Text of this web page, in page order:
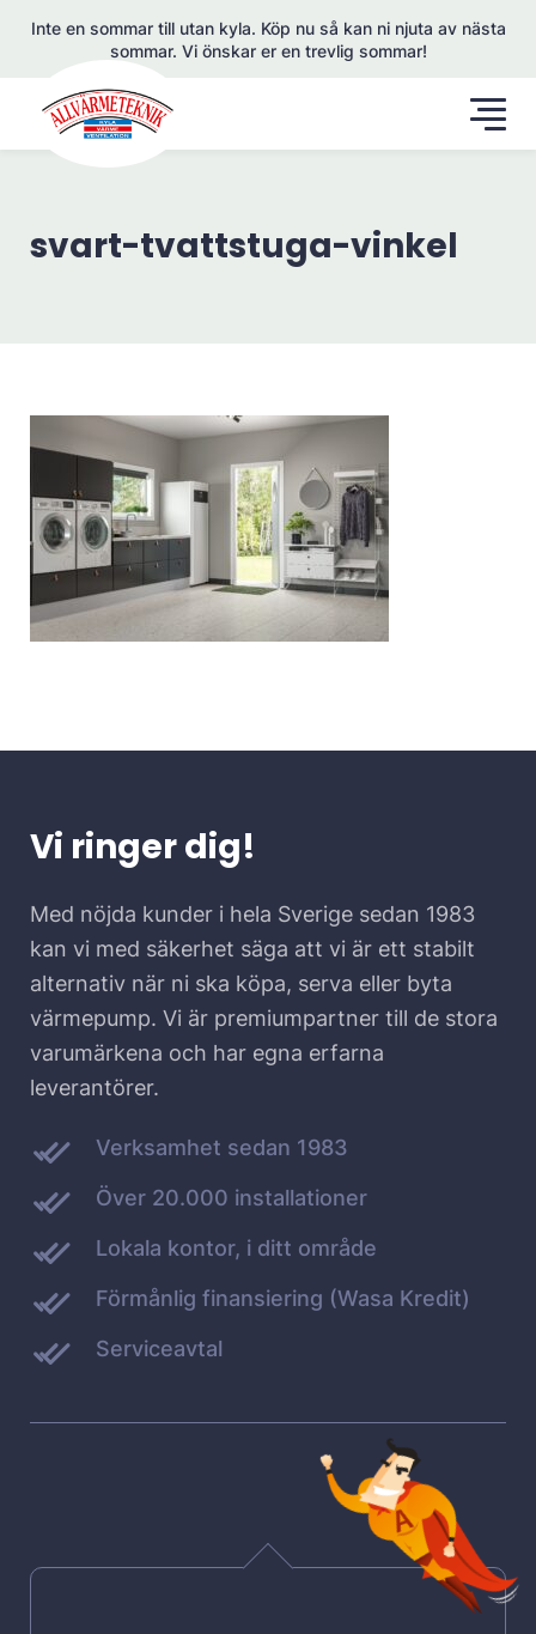
Inte en sommar till utan kyla. Köp nu så kan ni njuta av nästa
sommar. Vi önskar er en trevlig sommar!
svart-tvattstuga-vinkel
Vi ringer dig!
Med nöjda kunder i hela Sverige sedan 1983
kan vi med säkerhet säga att vi är ett stabilt
alternativ när ni ska köpa, serva eller byta
värmepump. Vi är premiumpartner till de stora
varumärkena och har egna erfarna
leverantörer.
Verksamhet sedan 1983
Över 20.000 installationer
Lokala kontor, i ditt område
Förmånlig finansiering (Wasa Kredit)
Serviceavtal